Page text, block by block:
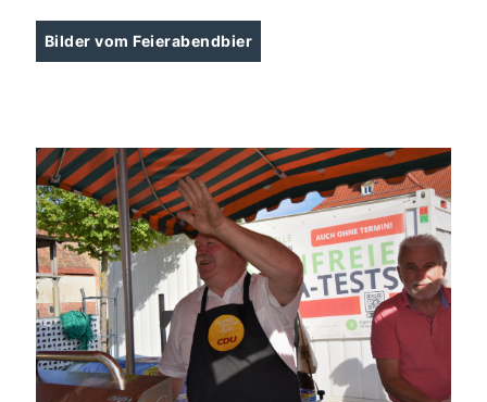
Bilder vom Feierabendbier